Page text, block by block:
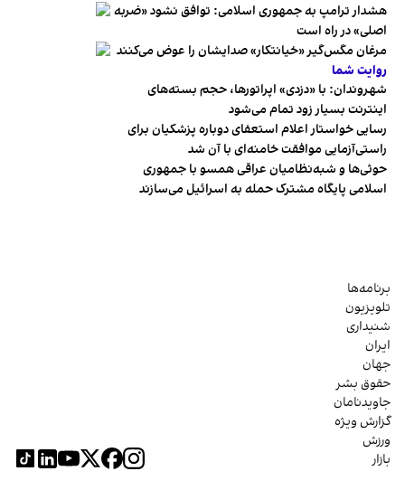
هشدار ترامپ به جمهوری اسلامی: توافق نشود «ضربه
اصلی» در راه است
مرغان مگس‌گیر «خیانتکار» صدایشان را عوض می‌کنند
روایت شما
شهروندان:‌ با «دزدی» اپراتورها، حجم بسته‌های
اینترنت بسیار زود تمام می‌شود
رسایی خواستار اعلام استعفای دوباره پزشکیان برای
راستی‌آزمایی موافقت خامنه‌ای با آن شد
حوثی‌ها و شبه‌نظامیان عراقی همسو با جمهوری
اسلامی پایگاه مشترک حمله به اسرائیل می‌سازند
برنامه‌ها
تلویزیون
شنیداری
ایران
جهان
حقوق بشر
جاویدنامان
گزارش ویژه
ورزش
بازار